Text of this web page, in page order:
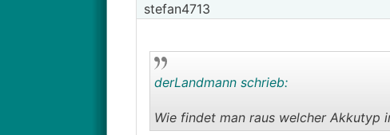
stefan4713
derLandmann schrieb:
Wie findet man raus welcher Akkutyp